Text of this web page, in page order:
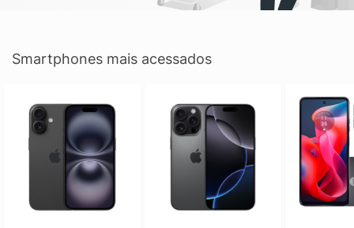
Smartphones mais acessados